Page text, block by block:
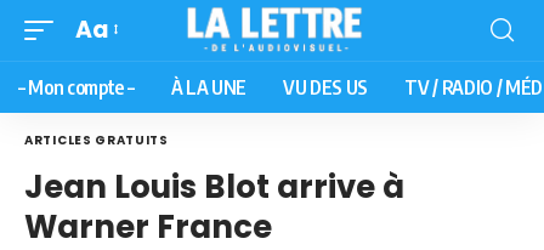
Aa
– Mon compte – À LA UNE VU DES US TV / RADIO /
ARTICLES GRATUITS
Jean Louis Blot arrive à
Warner France